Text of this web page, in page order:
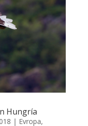
Hungría
| Evropa,